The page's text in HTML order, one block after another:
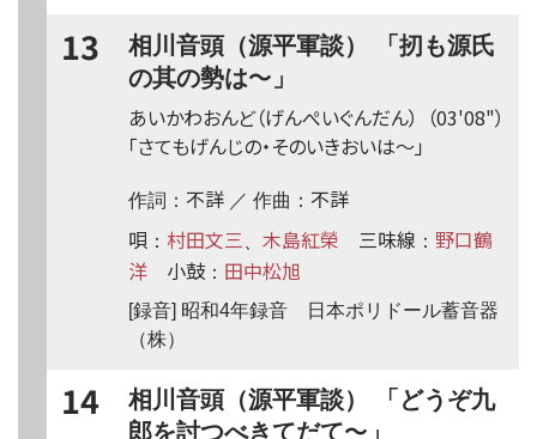
13
相川音頭（源平軍談） 「扨も源氏
の其の勢は〜 」
（03'08"）
あいかわおんど（げんぺいぐんだん）
「さてもげんじの・そのいきおいは〜 」
作詞： 不詳 ／ 作曲： 不詳
唄 ： 村田文三 木島紅榮 三味線 ： 野口鶴
洋
小鼓 ： 田中松旭
[録音] 昭和4年録音 日本ポリドール蓄音器
（株）
14
相川音頭（源平軍談） 「どうぞ九
郎を討つべきてだて〜 」